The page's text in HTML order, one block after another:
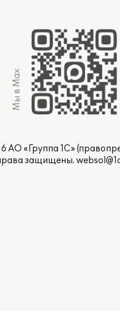
Мы в Max
АО «Группа 1С»
защищены.